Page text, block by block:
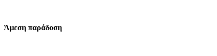
Άμεση παράδοση